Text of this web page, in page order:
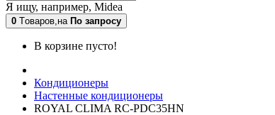
Я ищу, например, Midea
0 Tоваров,на По запросу
В корзине пусто!
Кондиционеры
Настенные кондиционеры
ROYAL CLIMA RC-PDC35HN